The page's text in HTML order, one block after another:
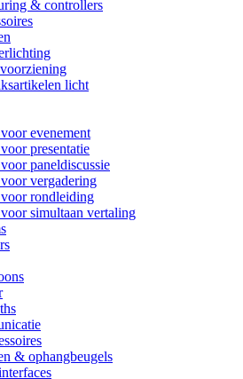
& controllers
licht
evenement
presentatie
paneldiscussie
vergadering
rondleiding
simultaan vertaling
& ophangbeugels